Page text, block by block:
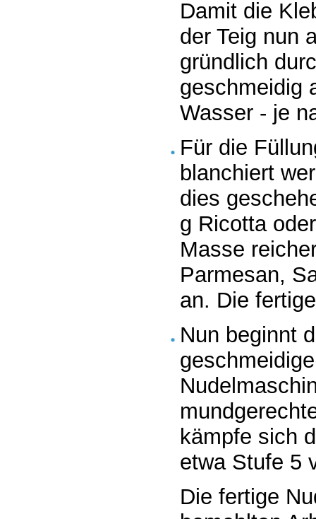
Damit die
der Teig nun
gründlich
geschmeidig
Wasser - je
Für die
blanchiert
dies
g Ricotta
Masse
Parmesan,
an. Die
Nun beginnt
kämpfe sich
etwa Stufe 5
Die fertige